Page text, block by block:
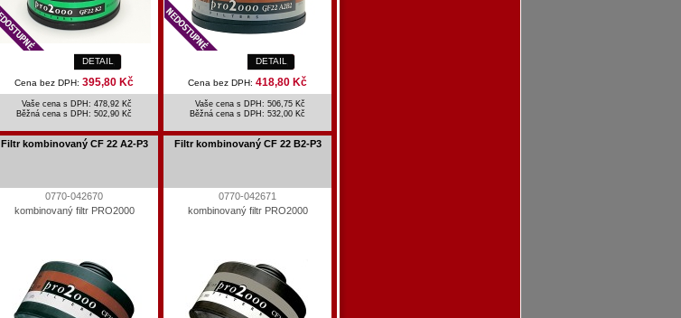
DETAIL
Cena bez DPH: 395,80 Kč
Vaše cena s DPH: 478,92 Kč
Běžná cena s DPH: 502,90 Kč
DETAIL
Cena bez DPH: 418,80 Kč
Vaše cena s DPH: 506,75 Kč
Běžná cena s DPH: 532,00 Kč
Filtr kombinovaný CF 22 A2-P3
0770-042670
kombinovaný filtr PRO2000
Filtr kombinovaný CF 22 B2-P3
0770-042671
kombinovaný filtr PRO2000